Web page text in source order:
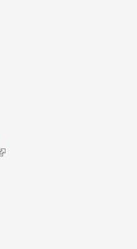
is external)